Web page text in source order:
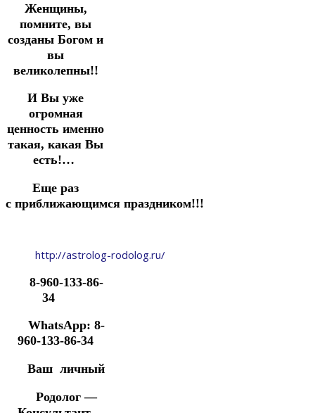
Женщины,
помните, вы
созданы Богом и
вы
великолепны!!
И Вы уже
огромная
ценность именно
такая, какая Вы
есть!…
Еще раз
с приближающимся праздником!!!
http://astrolog-rodolog.ru/
8-960-133-86-
34
WhatsApp: 8-
960-133-86-34
Ваш личный
Родолог —